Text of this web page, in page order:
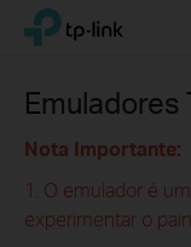
Click
navigation
TP-Link, Reliably Smart
Emuladores
Nota Importante:
1. O emulador é
experimentar o